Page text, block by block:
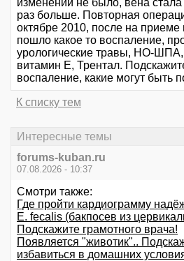
изменений не было, вена стала
раз больше. Повторная
октябре 2010, после на приеме
пошло какое то воспаление,
урологические травы, НО-ШПА,
витамин Е, Трентал.
воспаление, какие могут быть
К списку тем
Интересные темы
forums-kuban.ru
07.08.2026 - 10:37
Смотри также:
Где пройти кардиограмму
E. fecalis (бакпосев из
Подскажите грамотного врача!
Появляется "животик"..
избавиться в домашних